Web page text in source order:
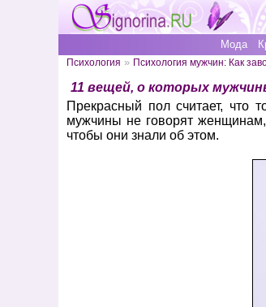
Мода
Психология » Психология мужчин: Как
11 вещей, о которых
Прекрасный пол считает, что
мужчины не говорят женщинам,
чтобы они знали об этом.